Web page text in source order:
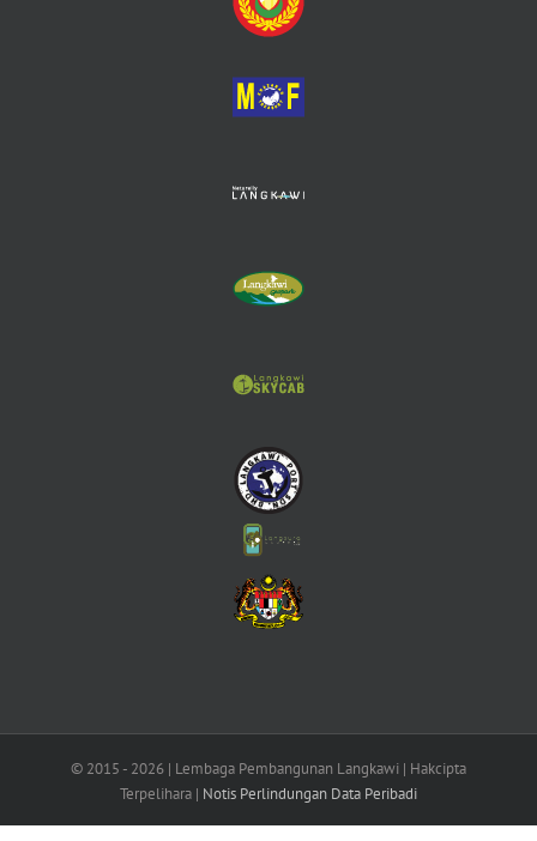
© 2015 - 2026 | Lembaga Pembangunan Langkawi | Hakcipta
Terpelihara | Notis Perlindungan Data Peribadi